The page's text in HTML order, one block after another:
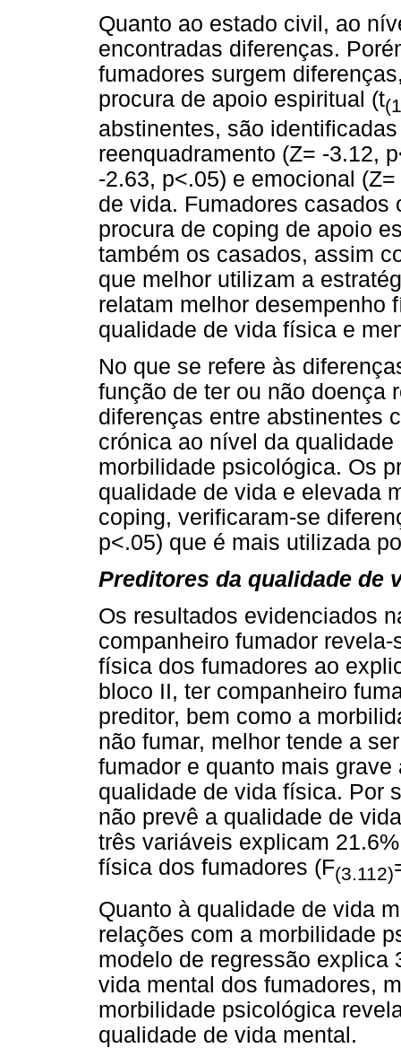
Quanto ao estado civil, ao
encontradas diferenças.
fumadores surgem
procura de apoio espiritual (t
abstinentes, são
reenquadramento (Z= -3.12,
-2.63, p<.05) e emocional
de vida. Fumadores casados
procura de coping de apoio
também os casados, assim
que melhor utilizam a
relatam melhor desempenho
qualidade de vida física e
No que se refere às
função de ter ou não doença
diferenças entre abstinentes
crónica ao nível da
morbilidade psicológica. Os
qualidade de vida e elevada
coping, verificaram-se
p<.05) que é mais utilizada
Preditores da qualidade de
Os resultados evidenciados
companheiro fumador
física dos fumadores ao
bloco II, ter companheiro
preditor, bem como a
não fumar, melhor tende a
fumador e quanto mais
qualidade de vida física. Por
não prevê a qualidade de
três variáveis explicam
física dos fumadores (F(3.112)
Quanto à qualidade de vida
relações com a morbilidade
modelo de regressão explica
vida mental dos fumadores,
morbilidade psicológica
qualidade de vida mental.